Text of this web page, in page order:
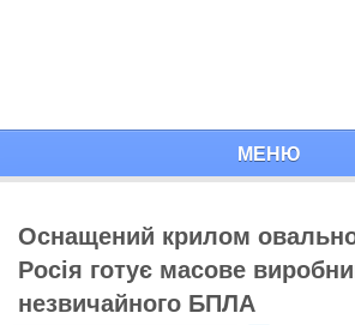
МЕНЮ
Оснащений крилом
Росія готує масове
незвичайного БПЛА